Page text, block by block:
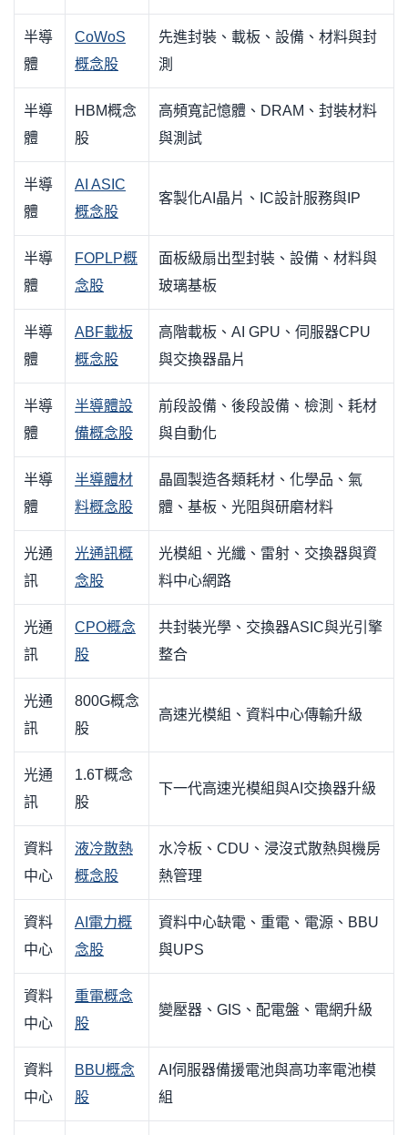
半導
體
CoWoS
概念股
先進封裝、載板、設備、材料與封
測
半導
體
HBM概念
股
高頻寬記憶體、DRAM、封裝材料
與測試
半導
體
AI ASIC
概念股
客製化AI晶片、IC設計服務與IP
半導
體
FOPLP概
念股
面板級扇出型封裝、設備、材料與
玻璃基板
半導
體
ABF載板
概念股
高階載板、AI GPU、伺服器CPU
與交換器晶片
半導
體
半導體設
備概念股
前段設備、後段設備、檢測、耗材
與自動化
半導
體
半導體材
料概念股
晶圓製造各類耗材、化學品、氣
體、基板、光阻與研磨材料
光通
訊
光通訊概
念股
光模組、光纖、雷射、交換器與資
料中心網路
光通
訊
CPO概念
股
共封裝光學、交換器ASIC與光引擎
整合
光通
訊
800G概念
股
高速光模組、資料中心傳輸升級
光通
訊
1.6T概念
股
下一代高速光模組與AI交換器升級
資料
中心
液冷散熱
概念股
水冷板、CDU、浸沒式散熱與機房
熱管理
資料
中心
AI電力概
念股
資料中心缺電、重電、電源、BBU
與UPS
資料
中心
重電概念
股
變壓器、GIS、配電盤、電網升級
資料
中心
BBU概念
股
AI伺服器備援電池與高功率電池模
組